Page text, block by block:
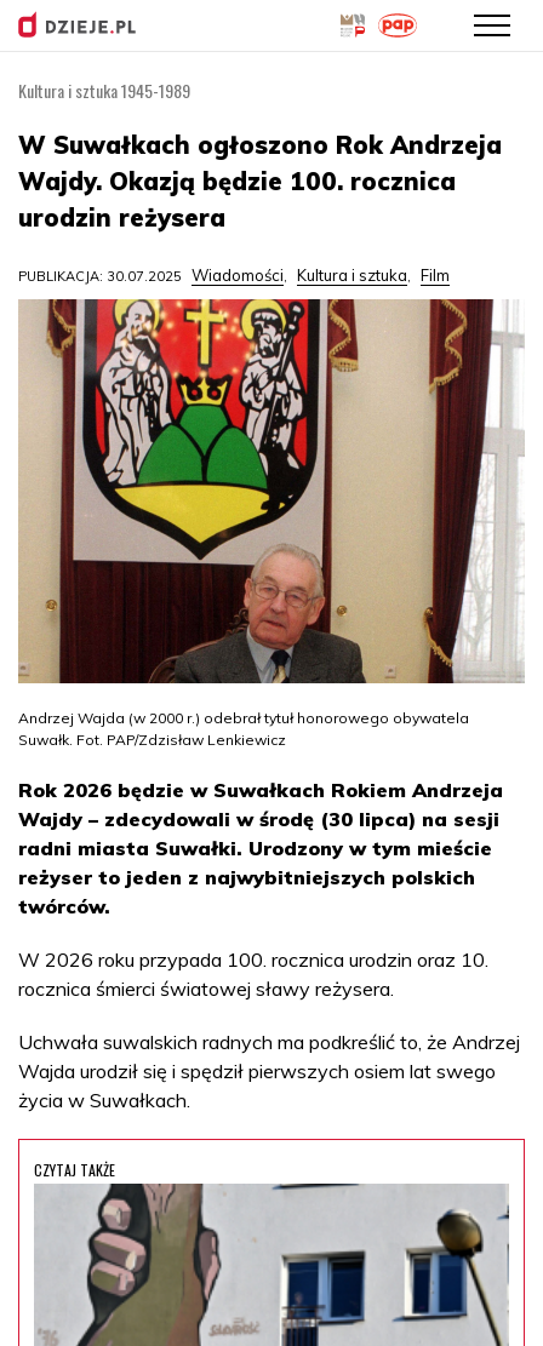
treści
Kultura i sztuka 1945-1989
W Suwałkach ogłoszono Rok Andrzeja
Wajdy. Okazją będzie 100. rocznica
urodzin reżysera
PUBLIKACJA: 30.07.2025 Wiadomości, Kultura i sztuka, Film
Andrzej Wajda (w 2000 r.) odebrał tytuł honorowego obywatela
Suwałk. Fot. PAP/Zdzisław Lenkiewicz
Rok 2026 będzie w Suwałkach Rokiem Andrzeja
Wajdy – zdecydowali w środę (30 lipca) na sesji
radni miasta Suwałki. Urodzony w tym mieście
reżyser to jeden z najwybitniejszych polskich
twórców.
W 2026 roku przypada 100. rocznica urodzin oraz 10.
rocznica śmierci światowej sławy reżysera.
Uchwała suwalskich radnych ma podkreślić to, że Andrzej
Wajda urodził się i spędził pierwszych osiem lat swego
życia w Suwałkach.
CZYTAJ TAKŻE